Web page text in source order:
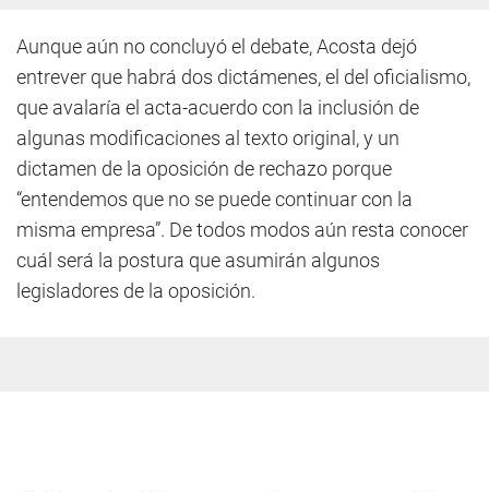
Aunque aún no concluyó el debate, Acosta dejó
entrever que habrá dos dictámenes, el del oficialismo,
que avalaría el acta-acuerdo con la inclusión de
algunas modificaciones al texto original, y un
dictamen de la oposición de rechazo porque
“entendemos que no se puede continuar con la
misma empresa”. De todos modos aún resta conocer
cuál será la postura que asumirán algunos
legisladores de la oposición.